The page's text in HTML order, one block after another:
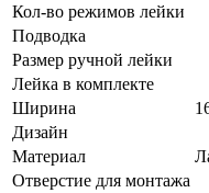
Кол-во режимов лейки
Подводка
Размер ручной лейки
Лейка в комплекте
Ширина
Дизайн
Материал
Отверстие для монтажа